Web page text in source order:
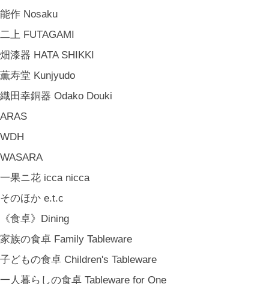
能作 Nosaku
二上 FUTAGAMI
畑漆器 HATA SHIKKI
薫寿堂 Kunjyudo
織田幸銅器 Odako Douki
ARAS
WDH
WASARA
一果ニ花 icca nicca
そのほか e.t.c
《食卓》Dining
家族の食卓 Family Tableware
子どもの食卓 Children's Tableware
一人暮らしの食卓 Tableware for One